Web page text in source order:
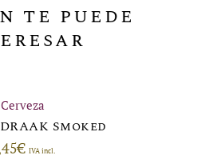
te puede
Cerveza
Smoked
€ IVA incl.